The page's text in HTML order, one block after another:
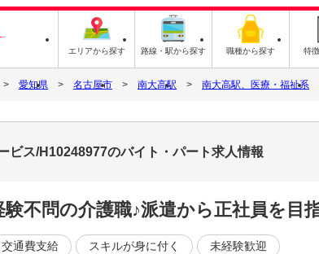
エリアから探す 路線・駅から探す 職種から探す 特
愛知県 名古屋市 南大高駅 南大高駅、医療・福祉系
ビス/H10248977のバイト・パート求人情報
験不問の介護職♪派遣から正社員を
交通費支給 スキルが身に付く 未経験歓迎